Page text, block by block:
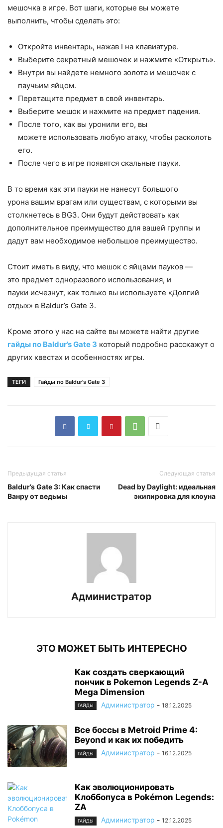
мешочка в игре. Вот шаги, которые вы можете
выполнить, чтобы сделать это:
Откройте инвентарь, нажав I на клавиатуре.
Выберите секретный мешочек и нажмите «Открыть».
Внутри вы найдете немного золота и мешочек с
паучьим яйцом.
Перетащите предмет в свой инвентарь.
Выберите мешок и нажмите на предмет падения.
После того, как вы уронили его, вы
можете использовать любую атаку, чтобы расколоть
его.
После чего в игре появятся скальные пауки.
В то время как эти пауки не нанесут большого
урона вашим врагам или существам, с которыми вы
столкнетесь в BG3. Они будут действовать как
дополнительное преимущество для вашей группы и
дадут вам необходимое небольшое преимущество.
Стоит иметь в виду, что мешок с яйцами пауков —
это предмет одноразового использования, и
пауки исчезнут, как только вы используете «Долгий
отдых» в Baldur’s Gate 3.
Кроме этого у нас на сайте вы можете найти другие
гайды по Baldur’s Gate 3 который подробно расскажут о
других квестах и особенностях игры.
ТЕГИ Гайды по Baldur's Gate 3
Предыдущая статья
Baldur’s Gate 3: Как спасти
Ванру от ведьмы
Следующая статья
Dead by Daylight: идеальная
экипировка для клоуна
Администратор
ЭТО МОЖЕТ БЫТЬ ИНТЕРЕСНО
Как создать сверкающий
пончик в Pokemon Legends Z-A
Mega Dimension
ГАЙДЫ Администратор - 18.12.2025
Все боссы в Metroid Prime 4:
Beyond и как их победить
ГАЙДЫ Администратор - 16.12.2025
Как эволюционировать
Клоббопуса в Pokémon Legends:
ZA
ГАЙДЫ Администратор - 12.12.2025